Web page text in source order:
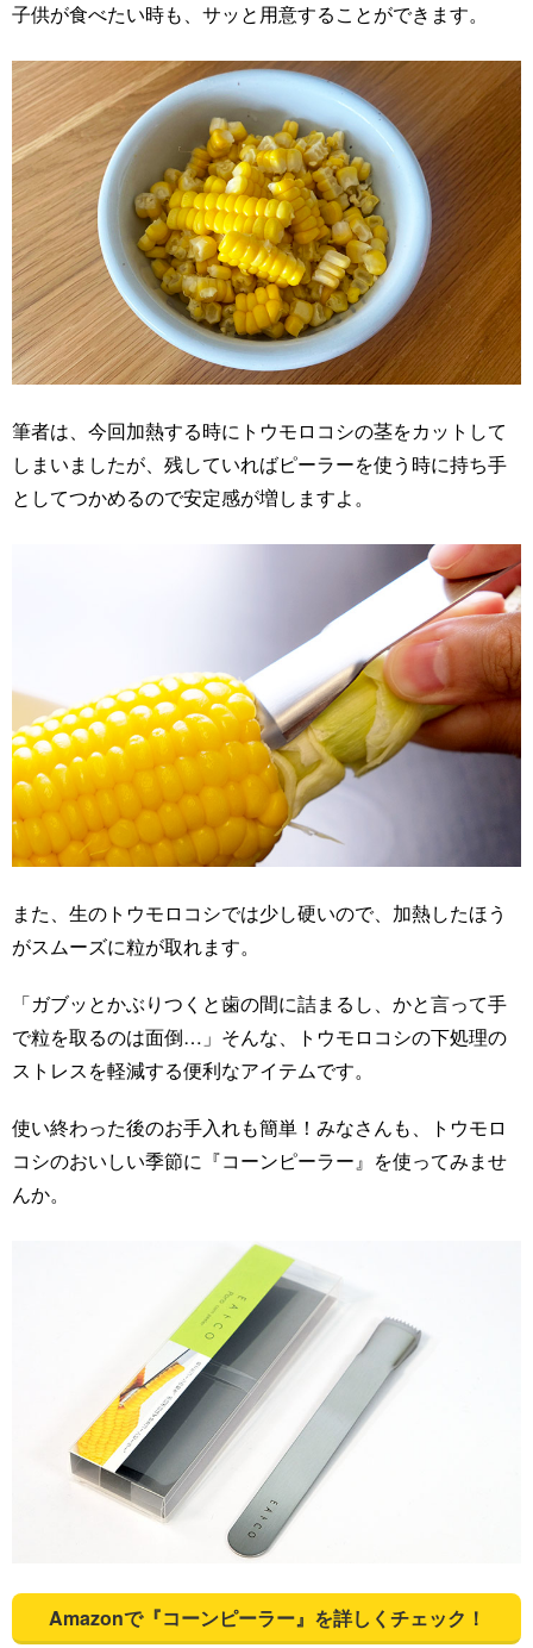
子供が食べたい時も、サッと用意することができます。
筆者は、今回加熱する時にトウモロコシの茎をカットして
しまいましたが、残していればピーラーを使う時に持ち手
としてつかめるので安定感が増しますよ。
また、生のトウモロコシでは少し硬いので、加熱したほう
がスムーズに粒が取れます。
「ガブッとかぶりつくと歯の間に詰まるし、かと言って手
で粒を取るのは面倒…」そんな、トウモロコシの下処理の
ストレスを軽減する便利なアイテムです。
使い終わった後のお手入れも簡単！みなさんも、トウモロ
コシのおいしい季節に『コーンピーラー』を使ってみませ
んか。
Amazonで『コーンピーラー』を詳しくチェック！